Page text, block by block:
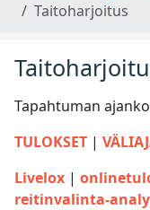
Taitoharjoitus
Tapahtuman
TULOKSET |
Livelox |
reitinvalinta-